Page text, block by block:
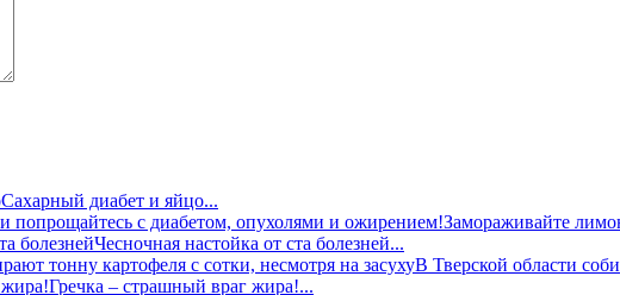
Сахарный диабет и яйцо...
Замораживайте
Чесночная настойка от ста болезней...
В Тверской области
Гречка – страшный враг жира!...